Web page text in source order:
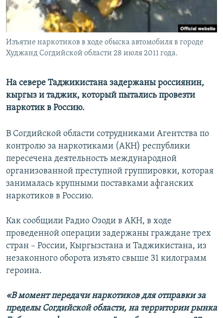
Изъятие наркотиков в ходе обыска автомобиля в городе
Худжанд Согдийской области 28 июля 2011 года.
На севере Таджикистана задержаны россиянин,
кыргыз и таджик, который пытались провезти
наркотик в Россию.
В Согдийской области сотрудниками Агентства по
контролю за наркотиками (АКН) республики
пересечена деятельность международной
организованной преступной группировки, которая
занималась крупными поставками афганских
наркотиков в Россию.
Как сообщили Радио Озоди в АКН, в ходе
проведенной операции задержаны граждане трех
стран – России, Кыргызстана и Таджикистана, из
незаконного оборота изъято свыше 31 килограмм
героина.
«В момент передачи наркотиков для отправки за
пределы Согдийской области, на территории рынка